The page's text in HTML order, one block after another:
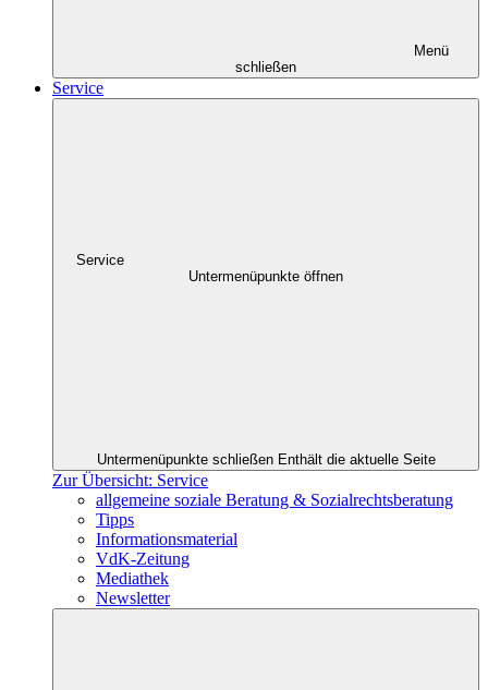
Menü
schließen
Service
Service
Untermenüpunkte öffnen
Untermenüpunkte schließen Enthält die aktuelle Seite
Zur Übersicht: Service
allgemeine soziale Beratung & Sozialrechtsberatung
Tipps
Informationsmaterial
VdK-Zeitung
Mediathek
Newsletter